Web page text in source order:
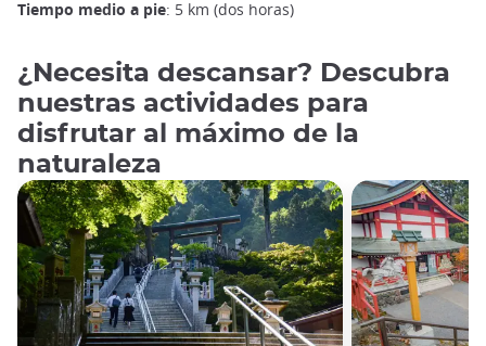
Tiempo medio a pie: 5 km (dos horas)
¿Necesita descansar? Descubra
nuestras actividades para
disfrutar al máximo de la
naturaleza